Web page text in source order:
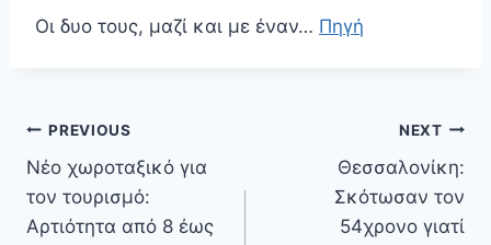
Οι δυο τους, μαζί και με έναν… Πηγή
Πλοήγηση
άρθρων
PREVIOUS
Nέο χωροταξικό για
τον τουρισμό:
Αρτιότητα από 8 έως
NEXT
Θεσσαλονίκη:
Σκότωσαν τον
54χρονο γιατί